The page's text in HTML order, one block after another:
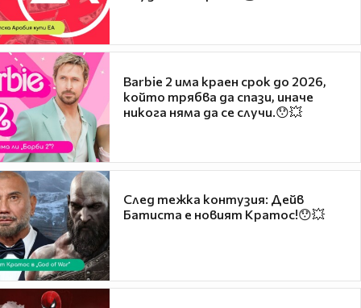
Barbie 2 има краен срок до 2026,
който трябва да спази, иначе
никога няма да се случи.😯💥
След тежка контузия: Дейв
Батиста е новият Кратос!😯💥